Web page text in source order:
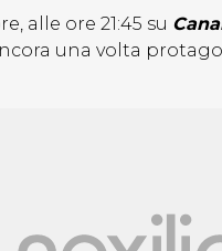
alle ore 21:45 su
una volta